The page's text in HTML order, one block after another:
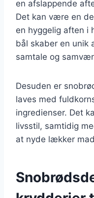
en afslappende
Det kan være en
en hyggelig aften i
bål skaber en unik
samtale og
Desuden er
laves med
ingredienser. Det
livsstil, samtidig
at nyde lækker